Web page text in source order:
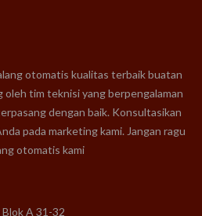
otomatis kualitas terbaik buatan
oleh tim teknisi yang berpengalaman
dengan baik. Konsultasikan
pada marketing kami. Jangan ragu
otomatis kami
A 31-32